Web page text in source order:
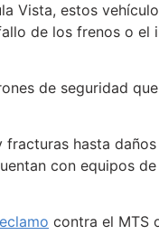
Vista, estos
de los frenos o
de seguridad
hasta
con equipos
contra el MTS